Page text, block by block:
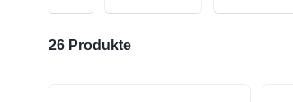
26 Produkte